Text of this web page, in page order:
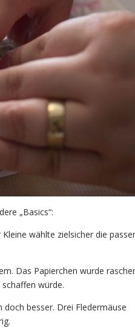
„Basics“:
wählte zielsicher die
Das Papierchen wurde
würde.
besser. Drei Fledermäuse